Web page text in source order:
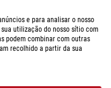
BP EOS XL Clipe para analisar o nosso
utilização do nosso sítio com
podem combinar com outras
recolhido a partir da sua